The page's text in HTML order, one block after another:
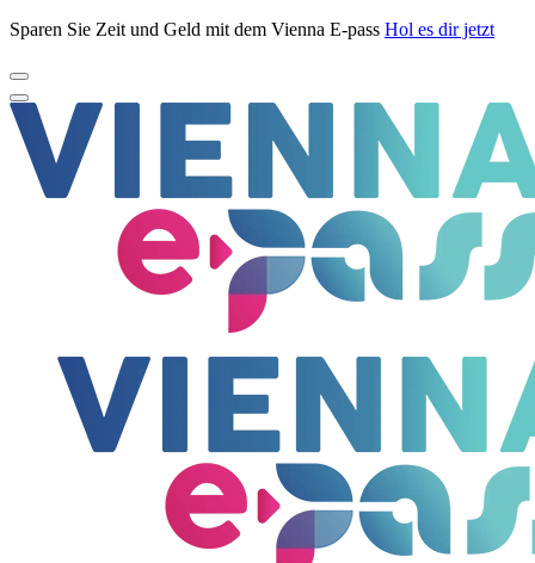
Sparen Sie Zeit und Geld mit dem Vienna E-pass Hol es dir jetzt